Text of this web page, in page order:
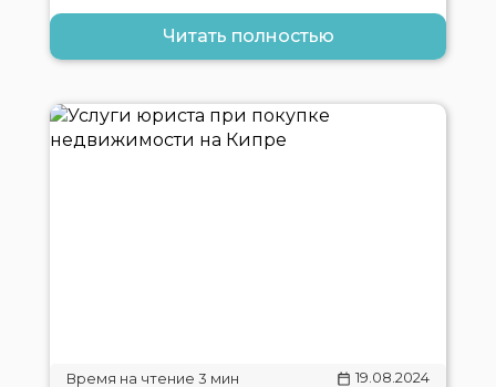
Читать полностью
19.08.2024